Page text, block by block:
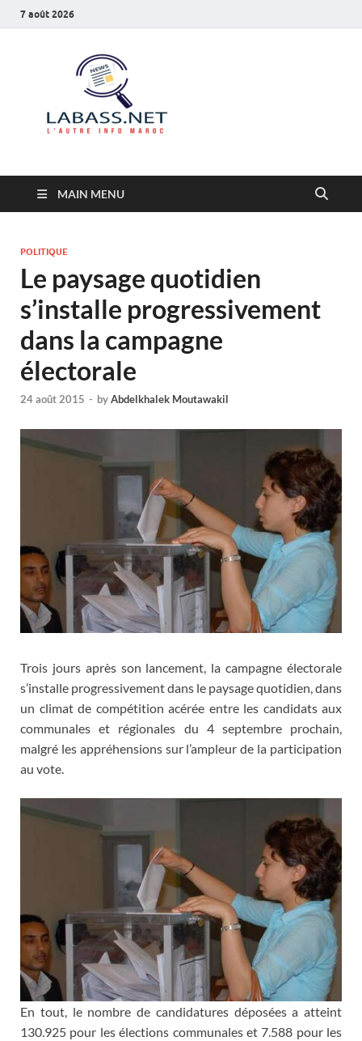
7 août 2026
MAIN MENU
POLITIQUE
Le paysage quotidien
s’installe progressivement
dans la campagne
électorale
24 août 2015 - byAbdelkhalek Moutawakil
Trois jours après son lancement, la campagne électorale
s’installe progressivement dans le paysage quotidien, dans
un climat de compétition acérée entre les candidats aux
communales et régionales du 4 septembre prochain,
malgré les appréhensions sur l’ampleur de la participation
au vote.
En tout, le nombre de candidatures déposées a atteint
130.925 pour les élections communales et 7.588 pour les